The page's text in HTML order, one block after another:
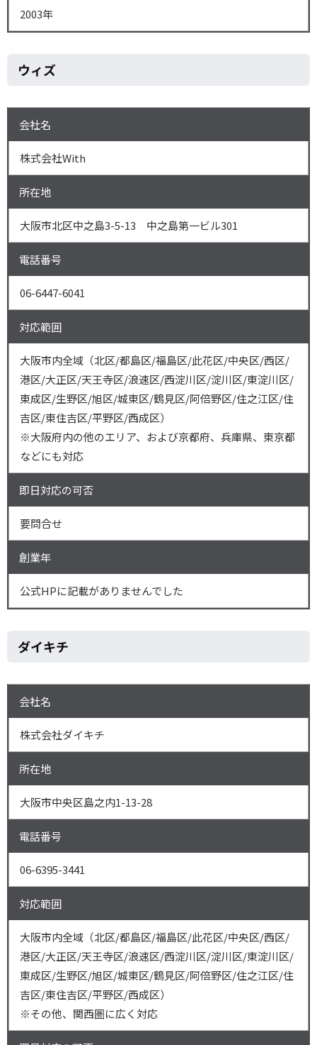
2003年
ウィズ
会社名
株式会社With
所在地
大阪市北区中之島3-5-13 中之島第一ビル301
電話番号
06-6447-6041
対応範囲
大阪市内全域（北区/都島区/福島区/此花区/中央区/西区/
港区/大正区/天王寺区/浪速区/西淀川区/淀川区/東淀川区/
東成区/生野区/旭区/城東区/鶴見区/阿倍野区/住之江区/住
吉区/東住吉区/平野区/西成区）
※大阪府内の他のエリア、および京都府、兵庫県、東京都
などにも対応
即日対応の可否
要問合せ
創業年
公式HPに記載がありませんでした
ダイキチ
会社名
株式会社ダイキチ
所在地
大阪市中央区島之内1-13-28
電話番号
06-6395-3441
対応範囲
大阪市内全域（北区/都島区/福島区/此花区/中央区/西区/
港区/大正区/天王寺区/浪速区/西淀川区/淀川区/東淀川区/
東成区/生野区/旭区/城東区/鶴見区/阿倍野区/住之江区/住
吉区/東住吉区/平野区/西成区）
※その他、関西圏に広く対応